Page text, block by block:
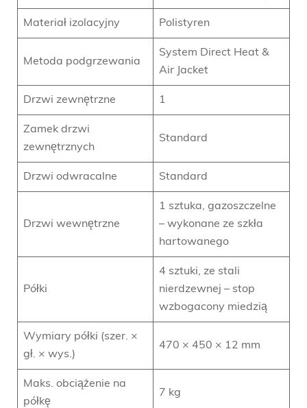
Materiał izolacyjny Polistyren
Metoda podgrzewania
System Direct Heat &
Air Jacket
Drzwi zewnętrzne 1
Zamek drzwi
zewnętrznych
Standard
Drzwi odwracalne Standard
Drzwi wewnętrzne
1 sztuka, gazoszczelne
– wykonane ze szkła
hartowanego
Półki
4 sztuki, ze stali
nierdzewnej – stop
wzbogacony miedzią
Wymiary półki (szer. ×
gł. × wys.)
470 × 450 × 12 mm
Maks. obciążenie na
półkę
7 kg